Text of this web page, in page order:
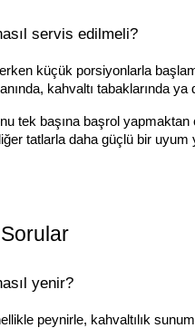
servis edilmeli?
küçük porsiyonlarla
kahvaltı tabaklarında
tek başına başrol
tatlarla daha güçlü bir uyum
yenir?
peynirle, kahvaltılık